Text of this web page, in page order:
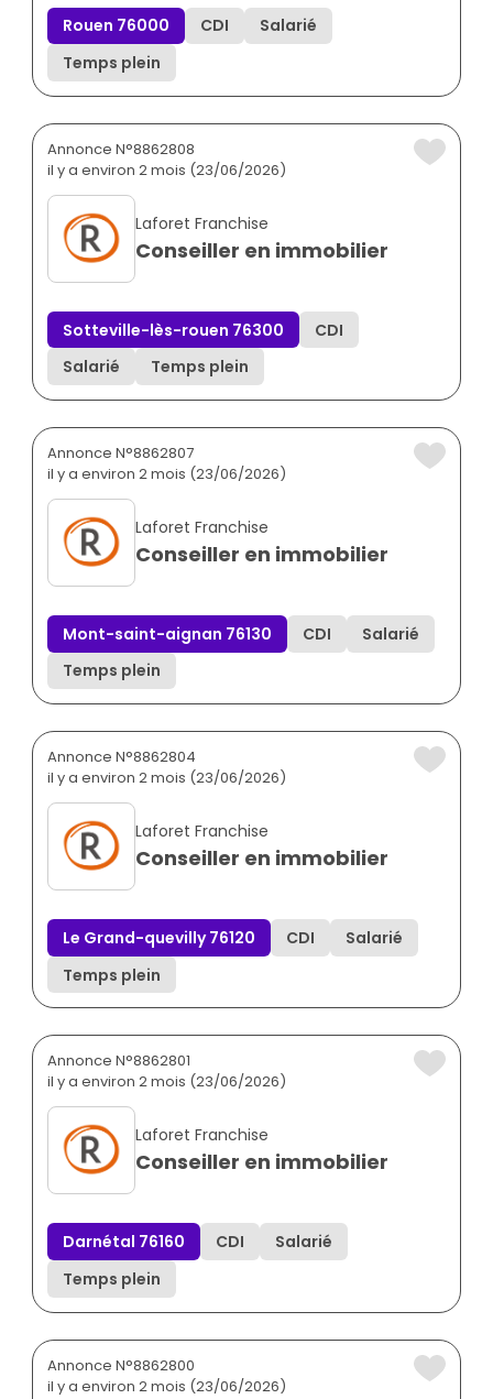
Rouen 76000 CDI
Salarié
Temps plein
Annonce N°8862808
il y a environ 2 mois (23/06/2026)
Laforet Franchise
Conseiller en immobilier
Sotteville-lès-rouen 76300
CDI
Salarié
Temps plein
Annonce N°8862807
il y a environ 2 mois (23/06/2026)
Laforet Franchise
Conseiller en immobilier
Mont-saint-aignan 76130 CDI
Salarié
Temps plein
Annonce N°8862804
il y a environ 2 mois (23/06/2026)
Laforet Franchise
Conseiller en immobilier
Le Grand-quevilly 76120 CDI
Salarié
Temps plein
Annonce N°8862801
il y a environ 2 mois (23/06/2026)
Laforet Franchise
Conseiller en immobilier
Darnétal 76160 CDI
Salarié
Temps plein
Annonce N°8862800
il y a environ 2 mois (23/06/2026)